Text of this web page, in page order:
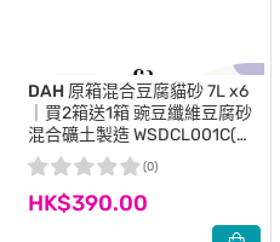
DAH 原箱混合豆腐貓砂 7L x6
｜買2箱送1箱 豌豆纖維豆腐砂
混合礦土製造 WSDCL001C(商
家直送 - 5個工作天內送到府
上)
HK$390.00
(0)